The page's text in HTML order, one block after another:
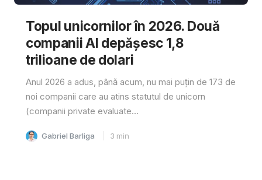
Topul unicornilor în 2026. Două
companii AI depășesc 1,8
trilioane de dolari
Anul 2026 a adus, până acum, nu mai puțin de 173 de
noi companii care au atins statutul de unicorn
(companii private evaluate...
Gabriel Barliga 3 min